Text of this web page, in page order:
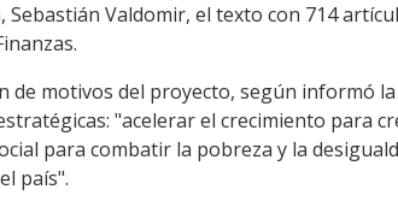
Sebastián Valdomir, el texto con 714
de motivos del proyecto, según informó
"acelerar el crecimiento para
para combatir la pobreza y la
país".